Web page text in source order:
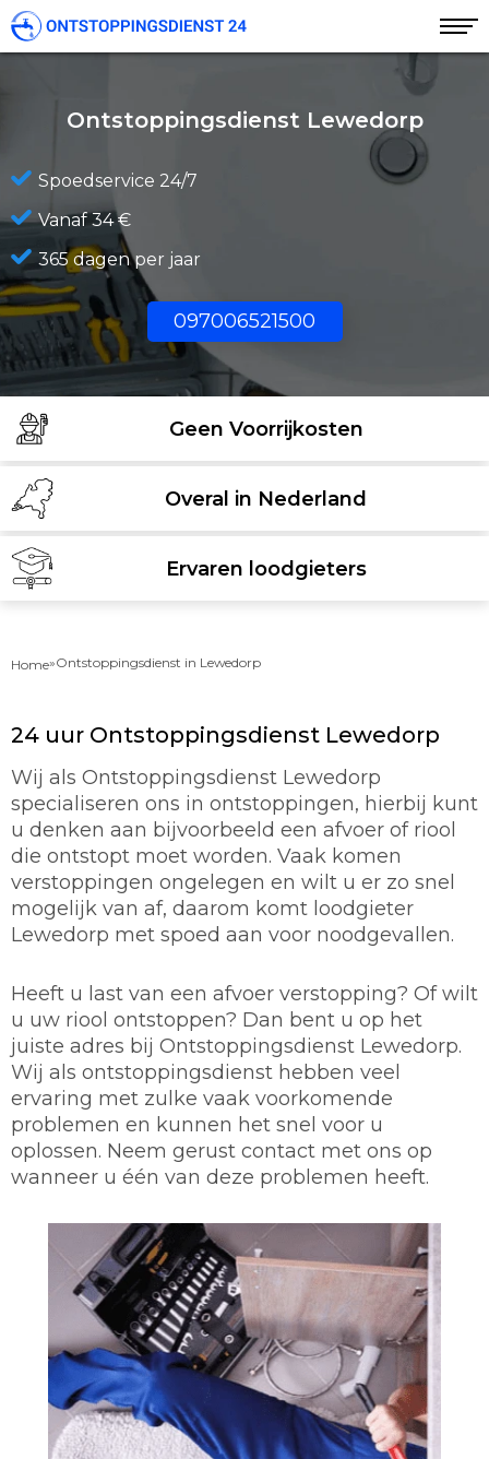
Ontstoppingsdienst Lewedorp
Spoedservice 24/7
Vanaf 34 €
365 dagen per jaar
097006521500
Geen Voorrijkosten
Overal in Nederland
Ervaren loodgieters
Home»Ontstoppingsdienst in Lewedorp
24 uur Ontstoppingsdienst Lewedorp
Wij als Ontstoppingsdienst Lewedorp
specialiseren ons in ontstoppingen, hierbij kunt
u denken aan bijvoorbeeld een afvoer of riool
die ontstopt moet worden. Vaak komen
verstoppingen ongelegen en wilt u er zo snel
mogelijk van af, daarom komt loodgieter
Lewedorp met spoed aan voor noodgevallen.
Heeft u last van een afvoer verstopping? Of wilt
u uw riool ontstoppen? Dan bent u op het
juiste adres bij Ontstoppingsdienst Lewedorp.
Wij als ontstoppingsdienst hebben veel
ervaring met zulke vaak voorkomende
problemen en kunnen het snel voor u
oplossen. Neem gerust contact met ons op
wanneer u één van deze problemen heeft.